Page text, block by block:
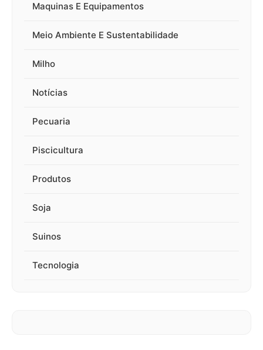
Maquinas E Equipamentos
Meio Ambiente E Sustentabilidade
Milho
Notícias
Pecuaria
Piscicultura
Produtos
Soja
Suinos
Tecnologia